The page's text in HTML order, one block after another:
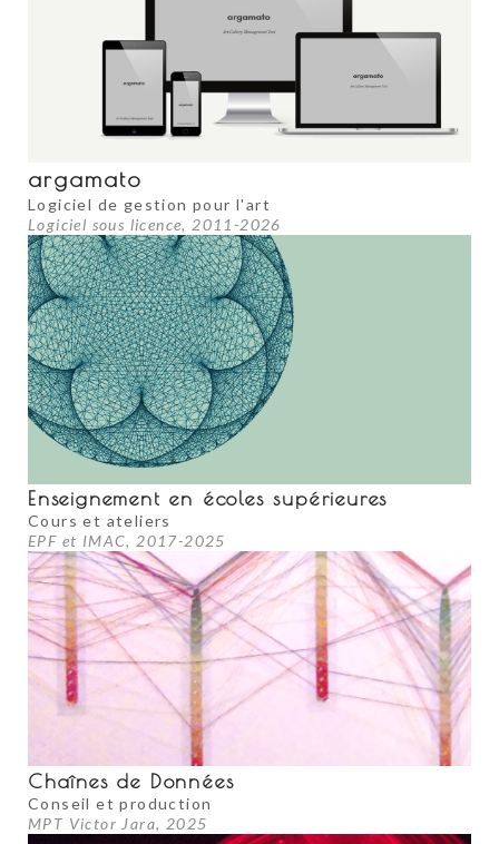
argamato
Logiciel de gestion pour l'art
Logiciel sous licence, 2011-2026
Enseignement en écoles supérieures
Cours et ateliers
EPF et IMAC, 2017-2025
Chaînes de Données
Conseil et production
MPT Victor Jara, 2025